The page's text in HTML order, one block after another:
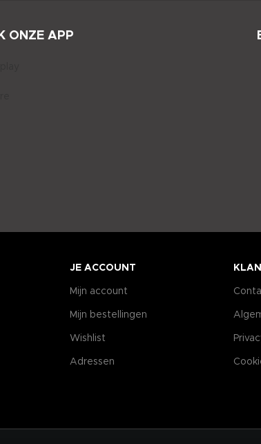
ONZE APP
JE ACCOUNT
Mijn account
Mijn bestellingen
Wishlist
Adressen